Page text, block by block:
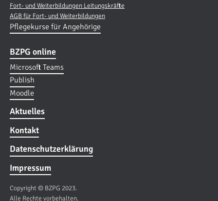
Fort- und Weiterbildungen Leitungskräfte
AGB für Fort- und Weiterbildungen
Pflegekurse für Angehörige
BZPG online
Microsoft Teams
Publish
Moodle
Aktuelles
Kontakt
Datenschutzerklärung
Impressum
Copyright © BZPG 2023.
Alle Rechte vorbehalten.